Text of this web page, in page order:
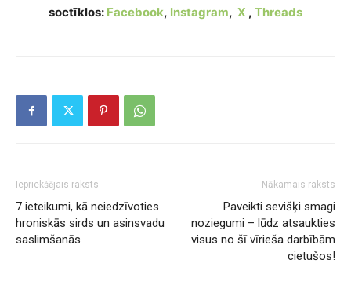
soctīklos: Facebook, Instagram, X , Threads
Iepriekšējais raksts
7 ieteikumi, kā neiedzīvoties
hroniskās sirds un asinsvadu
saslimšanās
Nākamais raksts
Paveikti sevišķi smagi
noziegumi – lūdz atsaukties
visus no šī vīrieša darbībām
cietušos!